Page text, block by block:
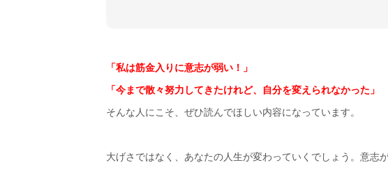
「私は筋金入りに意志が弱い！」
「今まで散々努力してきたけれど、自分を変えられなかった」
そんな人にこそ、ぜひ読んでほしい内容になっています。
大げさではなく、あなたの人生が変わっていくでしょう。意志